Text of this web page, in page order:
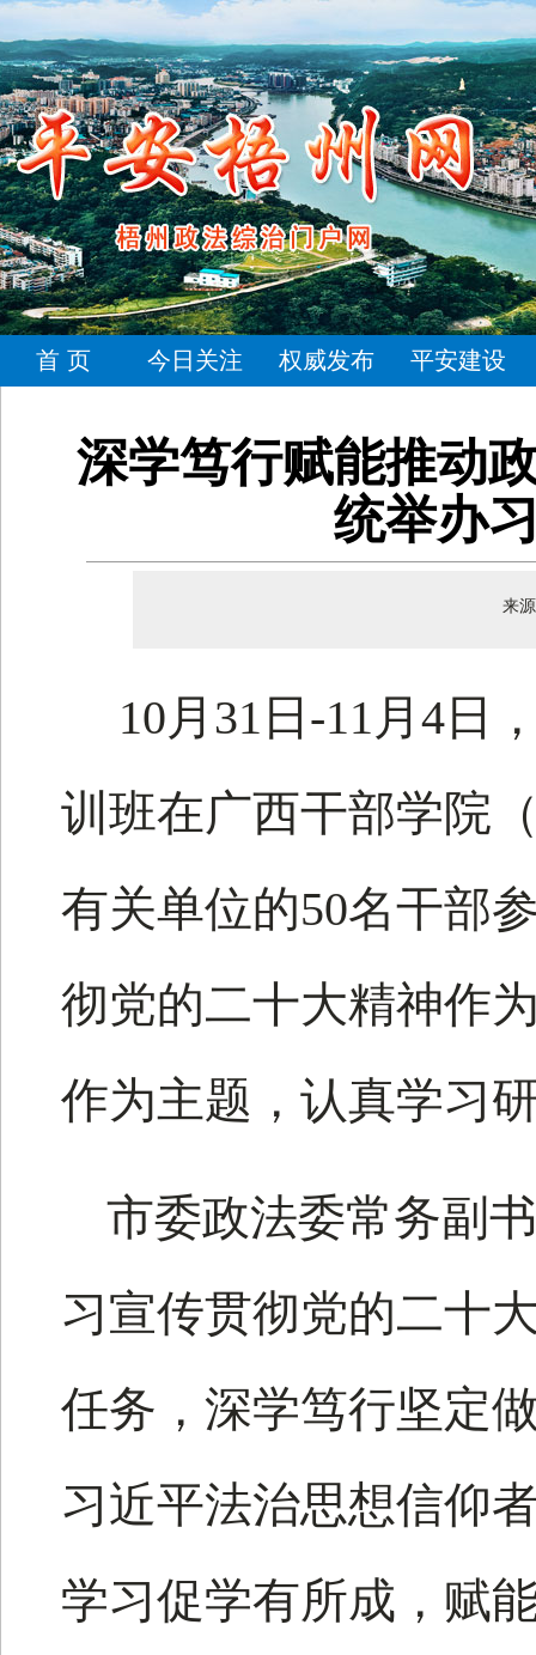
首 页 今日关注 权威发布 平安建设
深学笃行赋能推动
统举办
来
10月31日-11月4日
训班在广西干部学院
有关单位的50名干部
彻党的二十大精神作
作为主题，认真学习
市委政法委常务副
习宣传贯彻党的二十
任务，深学笃行坚定
习近平法治思想信仰
学习促学有所成，赋